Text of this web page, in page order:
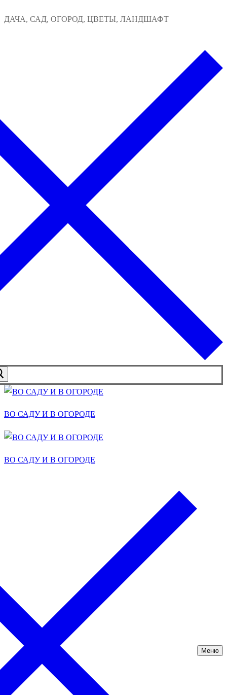
к
ДАЧА, САД, ОГОРОД, ЦВЕТЫ, ЛАНДШАФТ
ВО САДУ И В ОГОРОДЕ
ВО САДУ И В ОГОРОДЕ
Меню